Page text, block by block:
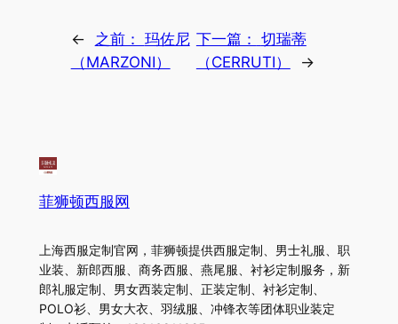
← 之前： 玛佐尼
（MARZONI）
下一篇： 切瑞蒂
（CERRUTI）
→
菲狮顿西服网
上海西服定制官网，菲狮顿提供西服定制、男士礼服、职
业装、新郎西服、商务西服、燕尾服、衬衫定制服务，新
郎礼服定制、男女西装定制、正装定制、衬衫定制、
POLO衫、男女大衣、羽绒服、冲锋衣等团体职业装定